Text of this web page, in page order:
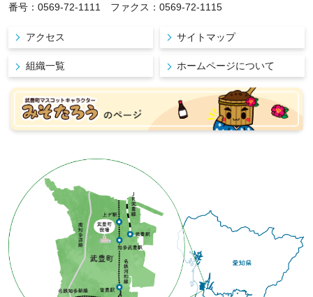
番号：0569-72-1111 ファクス：0569-72-1115
アクセス サイトマップ
組織一覧 ホームページについて